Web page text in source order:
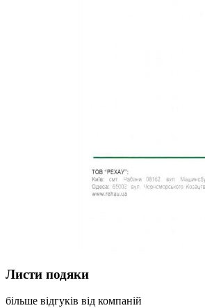
Листи подяки
більше відгуків від компаній